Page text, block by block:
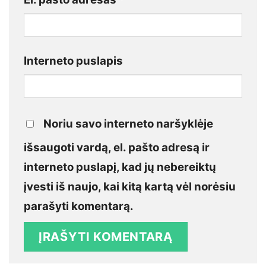
Interneto puslapis
Noriu savo interneto naršyklėje
išsaugoti vardą, el. pašto adresą ir
interneto puslapį, kad jų nebereiktų
įvesti iš naujo, kai kitą kartą vėl norėsiu
parašyti komentarą.